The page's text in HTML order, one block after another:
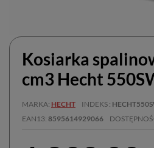
Kosiarka
cm3 Hecht
MARKA HECHT INDEKS
EAN13 8595614929066